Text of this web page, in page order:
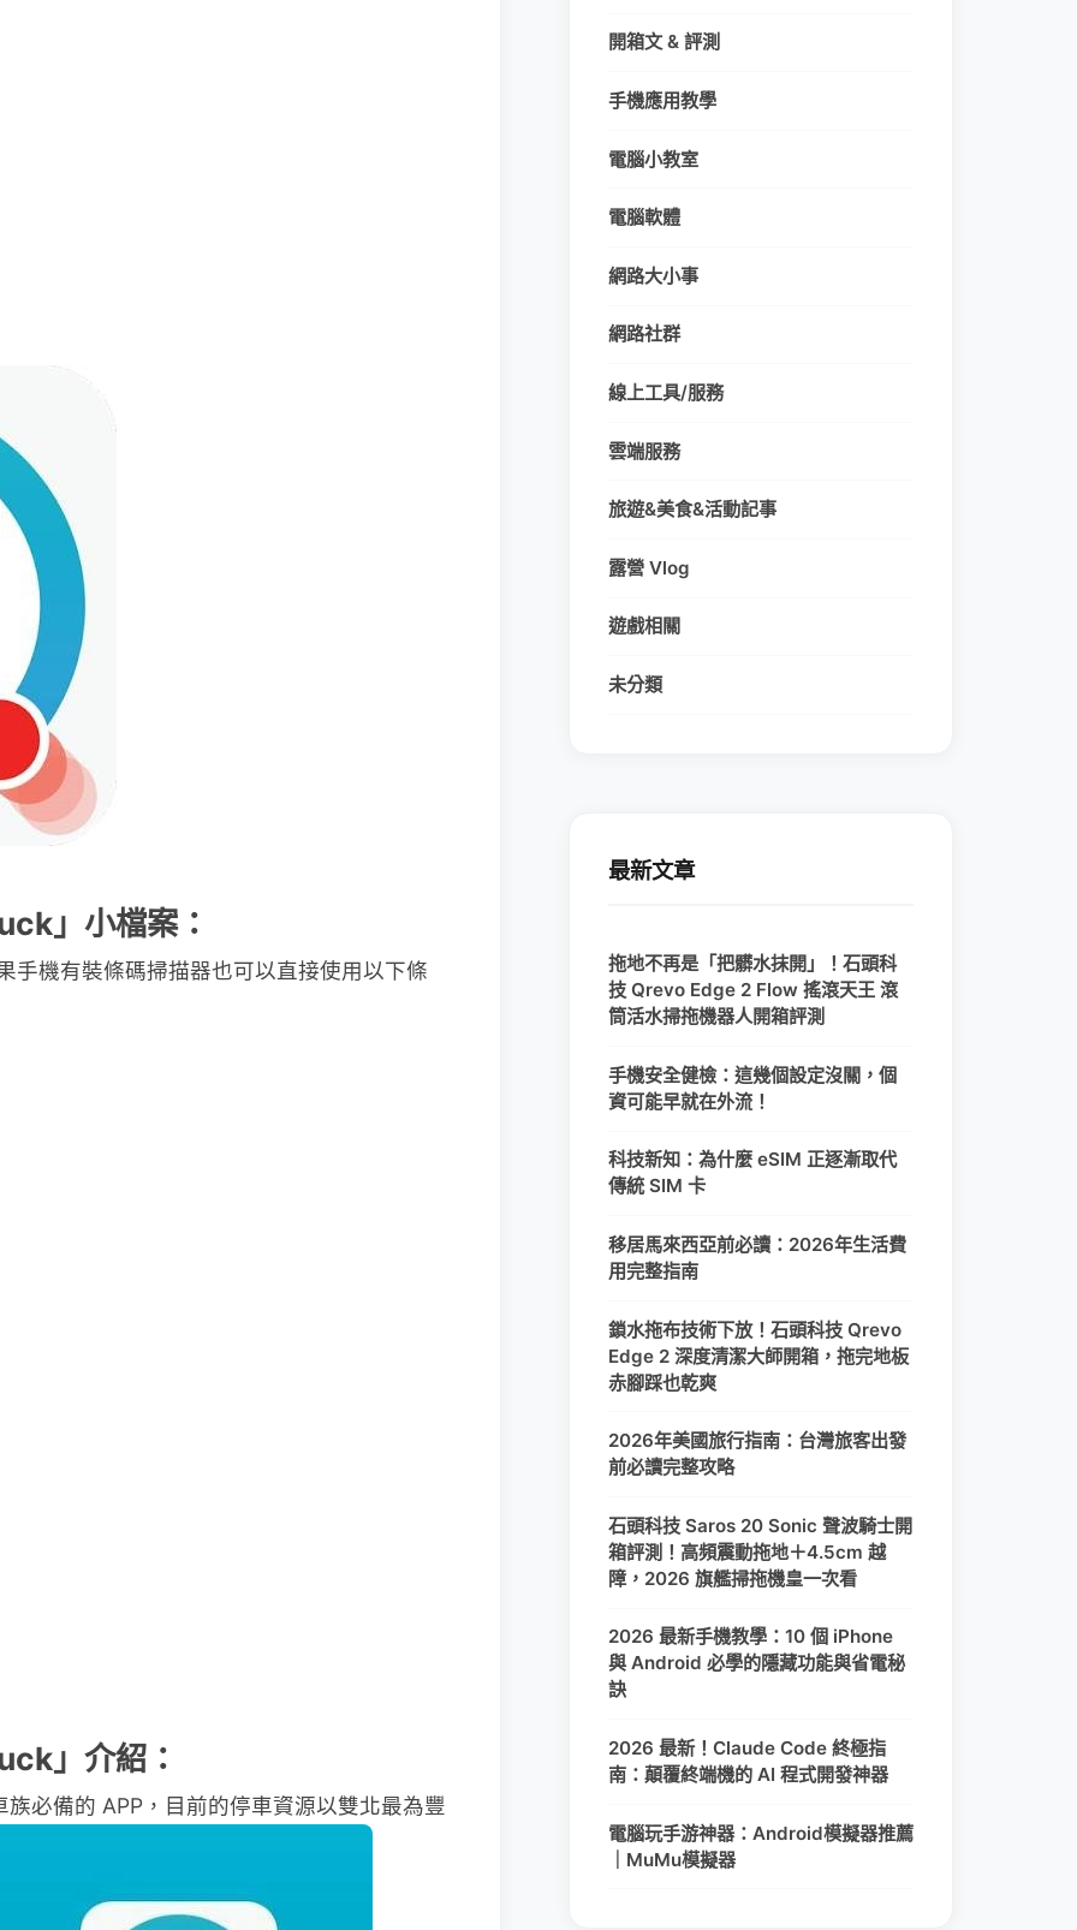
」小檔案：
手機有裝條碼掃描器也可以直接使用以下條
」介紹：
必備的 APP，目前的停車資源以雙北最為豐
開箱文 & 評測
手機應用教學
電腦小教室
電腦軟體
網路大小事
網路社群
線上工具/服務
雲端服務
旅遊&美食&活動記事
露營 Vlog
遊戲相關
未分類
最新文章
拖地不再是「把髒水抹開」！石頭科
技 Qrevo Edge 2 Flow 搖滾天王 滾
筒活水掃拖機器人開箱評測
手機安全健檢：這幾個設定沒關，個
資可能早就在外流！
科技新知：為什麼 eSIM 正逐漸取代
傳統 SIM 卡
移居馬來西亞前必讀：2026年生活費
用完整指南
鎖水拖布技術下放！石頭科技 Qrevo
Edge 2 深度清潔大師開箱，拖完地板
赤腳踩也乾爽
2026年美國旅行指南：台灣旅客出發
前必讀完整攻略
石頭科技 Saros 20 Sonic 聲波騎士開
箱評測！高頻震動拖地＋4.5cm 越
障，2026 旗艦掃拖機皇一次看
2026 最新手機教學：10 個 iPhone
與 Android 必學的隱藏功能與省電秘
訣
2026 最新！Claude Code 終極指
南：顛覆終端機的 AI 程式開發神器
電腦玩手游神器：Android模擬器推薦
｜MuMu模擬器